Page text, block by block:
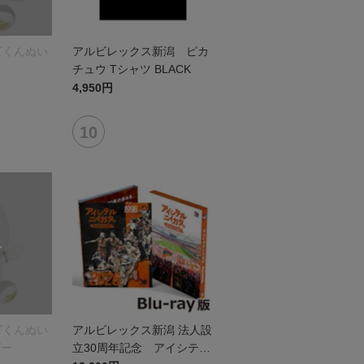
んぬい
アルビレックス新潟 ピカ
チュウ Tシャツ BLACK
4,950円
んぬい
アルビレックス新潟 法人設
立30周年記念 アイシテル